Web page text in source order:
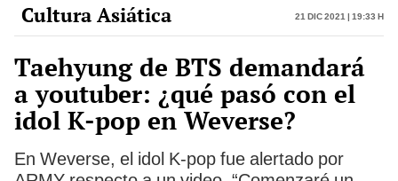
Cultura Asiática 21 Dic 2021 | 19:33 h
Taehyung de BTS demandará
a youtuber: ¿qué pasó con el
idol K-pop en Weverse?
En Weverse, el idol K-pop fue alertado por